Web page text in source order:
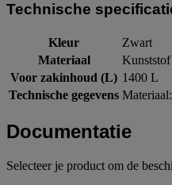
Technische
Kleur
Zwart
Materiaal
Kunststof
Voor zakinhoud (L) 1400 L
Technische gegevens
Documentatie
Selecteer je product om de